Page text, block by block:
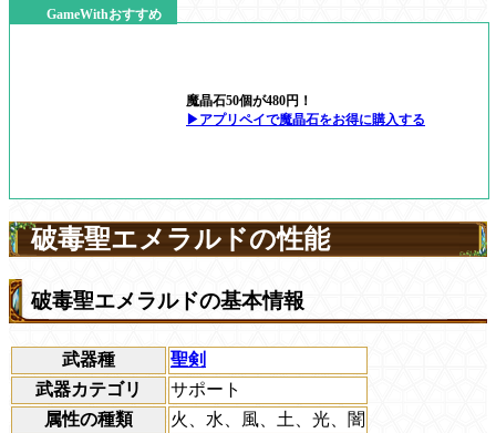
GameWithおすすめ
魔晶石50個が480円！
▶アプリペイで魔晶石をお得に購入する
破毒聖エメラルドの性能
破毒聖エメラルドの基本情報
武器種
聖剣
武器カテゴリ
サポート
属性の種類
火、水、風、土、光、闇